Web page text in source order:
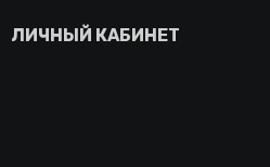
ЛИЧНЫЙ КАБИНЕТ